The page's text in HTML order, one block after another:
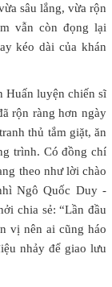
sâu lắng, vừa rộn
vẫn còn đọng lại
kéo dài của khán
Huấn luyện chiến sĩ
rộn ràng hơn ngày
thủ tắm giặt, ăn
trình. Có đồng chí
theo như lời chào
Ngô Quốc Duy -
chia sẻ: “Lần đầu
vị nên ai cũng háo
nhảy để giao lưu